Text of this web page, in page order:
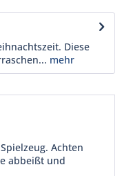
Diese
mehr
Achten
abbeißt und